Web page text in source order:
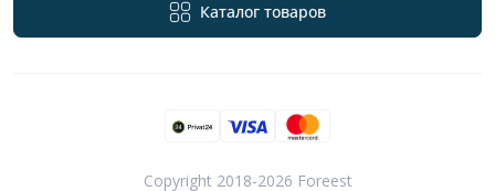
Каталог товаров
Copyright 2018-2026 Foreest